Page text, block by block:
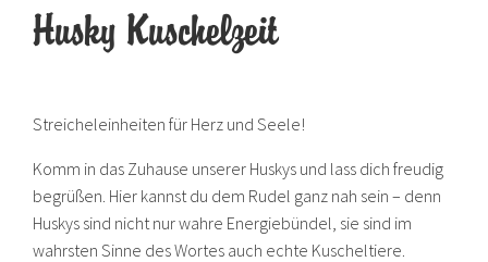
Husky Kuschelzeit
Streicheleinheiten für Herz und Seele!
Komm in das Zuhause unserer Huskys und lass dich freudig
begrüßen. Hier kannst du dem Rudel ganz nah sein – denn
Huskys sind nicht nur wahre Energiebündel, sie sind im
wahrsten Sinne des Wortes auch echte Kuscheltiere.